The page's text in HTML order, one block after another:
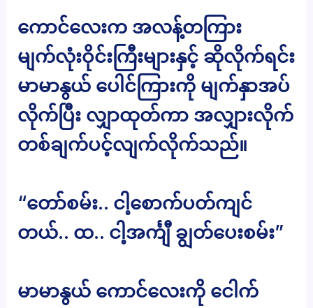
ကောင်လေးက အလန့်တကြား
မျက်လုံးဝိုင်းကြီးများနှင့် ဆိုလိုက်ရင်း
မာမာနွယ် ပေါင်ကြားကို မျက်နှာအပ်
လိုက်ပြီး လျှာထုတ်ကာ အလျှားလိုက်
တစ်ချက်ပင့်လျက်လိုက်သည်။
“တော်စမ်း.. ငါ့စောက်ပတ်ကျင်
တယ်.. ထ.. ငါ့အင်္ကျီ ချွတ်ပေးစမ်း”
မာမာနွယ် ကောင်လေးကို ငေါက်